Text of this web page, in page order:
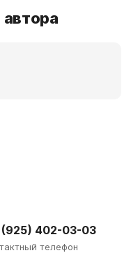
(925) 402-03-03
телефон